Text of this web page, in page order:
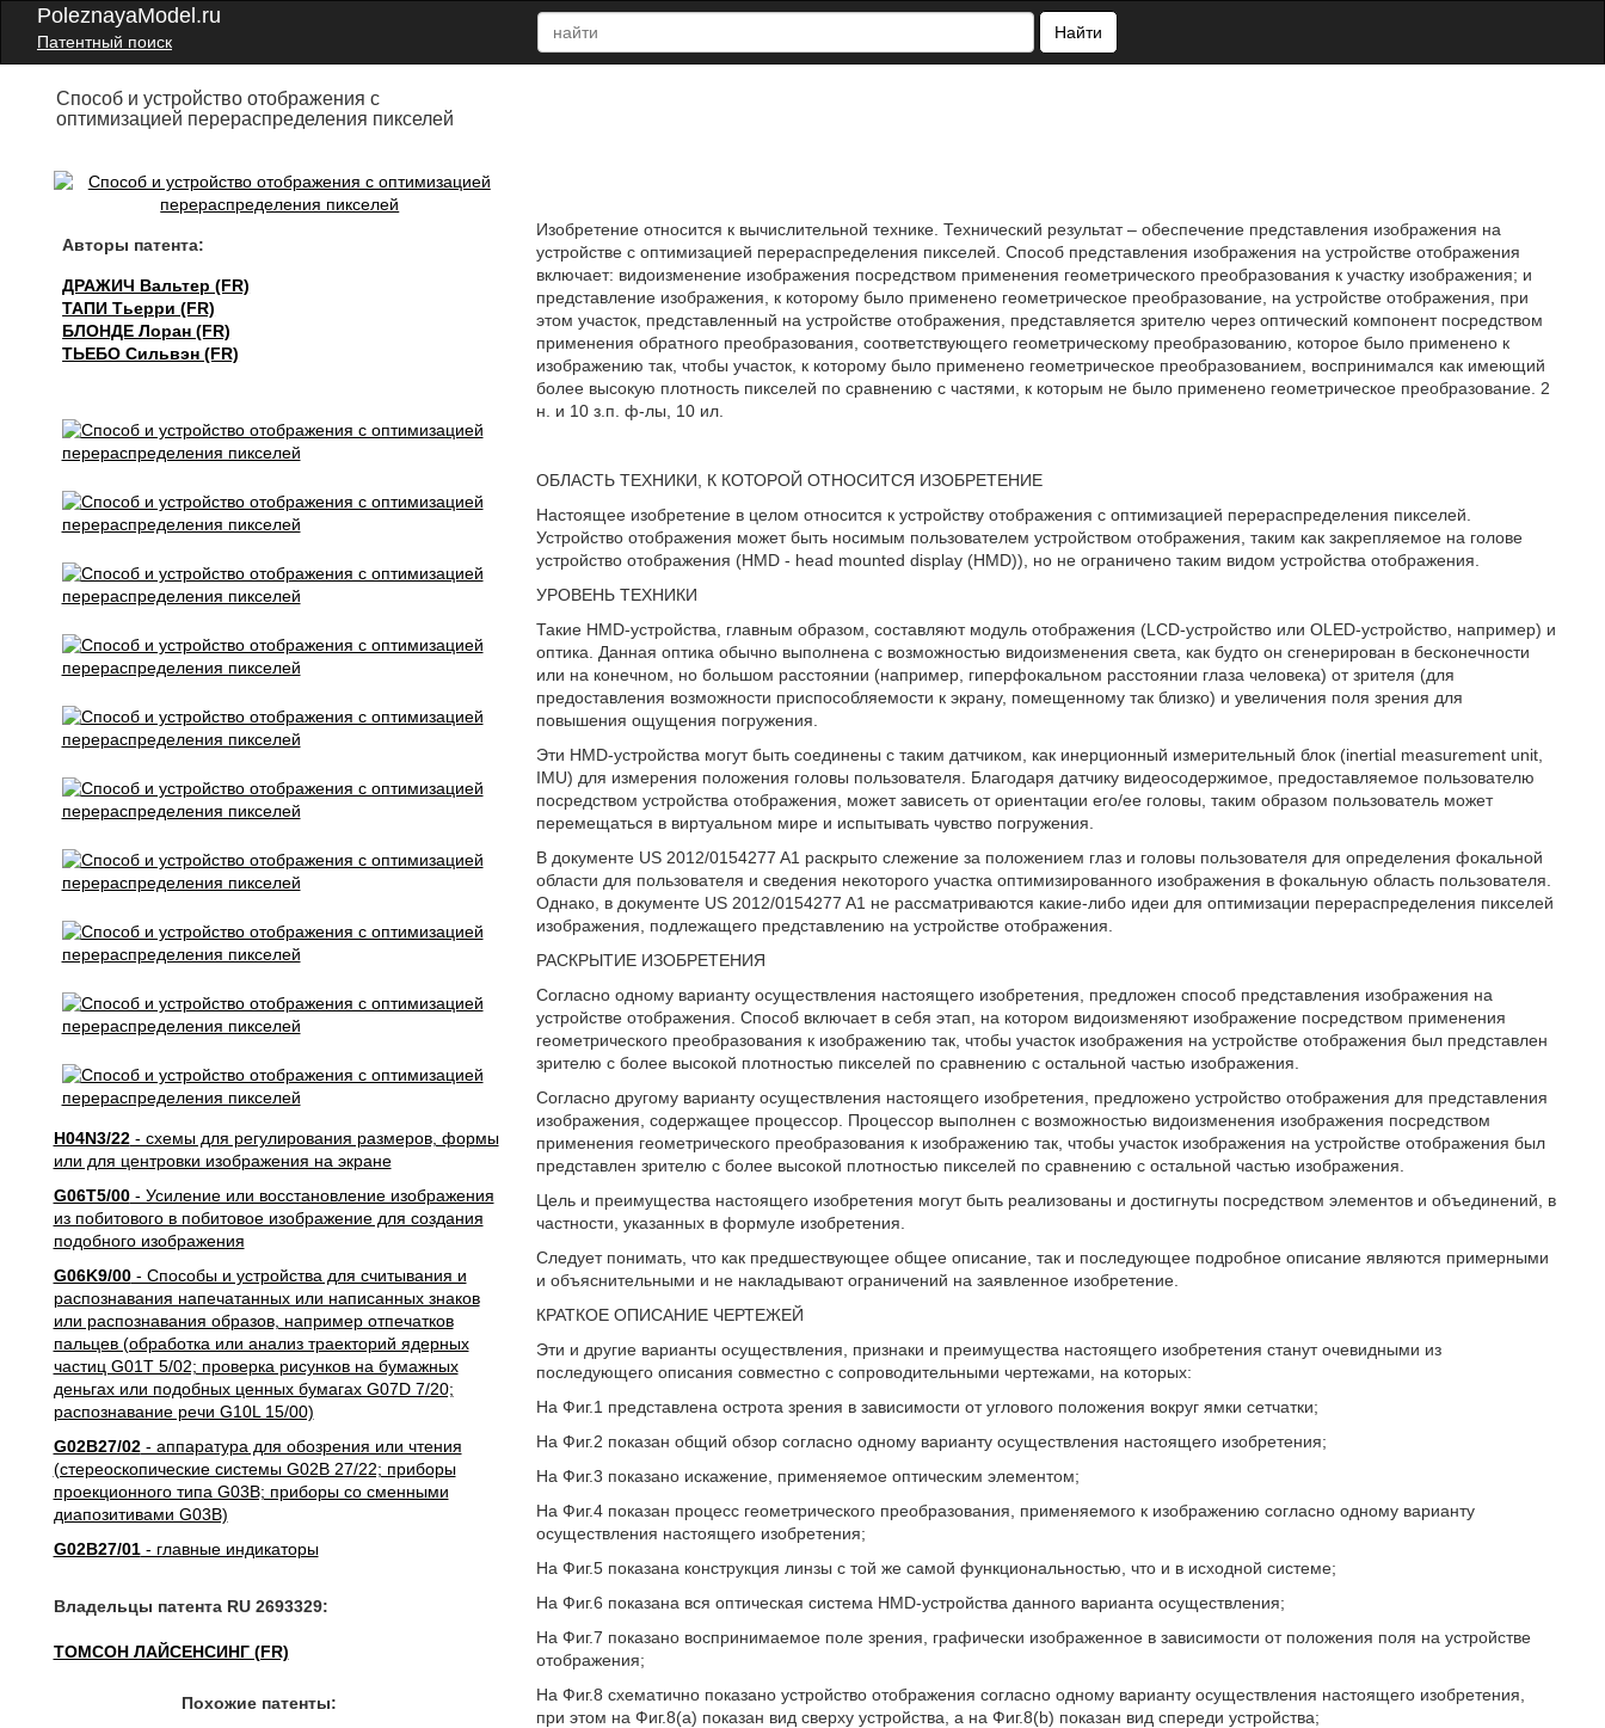
PoleznayaModel.ru
Патентный поиск
Найти
Способ и устройство отображения с
оптимизацией перераспределения пикселей
Авторы патента:
ДРАЖИЧ Вальтер (FR)
ТАПИ Тьерри (FR)
БЛОНДЕ Лоран (FR)
ТЬЕБО Сильвэн (FR)
H04N3/22- схемы для регулирования размеров, формы
или для центровки изображения на экране
G06T5/00- Усиление или восстановление изображения
из побитового в побитовое изображение для создания
подобного изображения
G06K9/00- Способы и устройства для считывания и
распознавания напечатанных или написанных знаков
или распознавания образов, например отпечатков
пальцев (обработка или анализ траекторий ядерных
частиц G01T 5/02; проверка рисунков на бумажных
деньгах или подобных ценных бумагах G07D 7/20;
распознавание речи G10L 15/00)
G02B27/02- аппаратура для обозрения или чтения
(стереоскопические системы G02B 27/22; приборы
проекционного типа G03B; приборы со сменными
диапозитивами G03B)
G02B27/01- главные индикаторы
Владельцы патента RU 2693329:
ТОМСОН ЛАЙСЕНСИНГ (FR)
Изобретение относится к вычислительной технике. Технический результат – обеспечение представления изображения на
устройстве с оптимизацией перераспределения пикселей. Способ представления изображения на устройстве отображения
включает: видоизменение изображения посредством применения геометрического преобразования к участку изображения; и
представление изображения, к которому было применено геометрическое преобразование, на устройстве отображения, при
этом участок, представленный на устройстве отображения, представляется зрителю через оптический компонент посредством
применения обратного преобразования, соответствующего геометрическому преобразованию, которое было применено к
изображению так, чтобы участок, к которому было применено геометрическое преобразованием, воспринимался как имеющий
более высокую плотность пикселей по сравнению с частями, к которым не было применено геометрическое преобразование. 2
н. и 10 з.п. ф-лы, 10 ил.
ОБЛАСТЬ ТЕХНИКИ, К КОТОРОЙ ОТНОСИТСЯ ИЗОБРЕТЕНИЕ
Настоящее изобретение в целом относится к устройству отображения с оптимизацией перераспределения пикселей.
Устройство отображения может быть носимым пользователем устройством отображения, таким как закрепляемое на голове
устройство отображения (HMD - head mounted display (HMD)), но не ограничено таким видом устройства отображения.
УРОВЕНЬ ТЕХНИКИ
Такие HMD-устройства, главным образом, составляют модуль отображения (LCD-устройство или OLED-устройство, например) и
оптика. Данная оптика обычно выполнена с возможностью видоизменения света, как будто он сгенерирован в бесконечности
или на конечном, но большом расстоянии (например, гиперфокальном расстоянии глаза человека) от зрителя (для
предоставления возможности приспособляемости к экрану, помещенному так близко) и увеличения поля зрения для
повышения ощущения погружения.
Эти HMD-устройства могут быть соединены с таким датчиком, как инерционный измерительный блок (inertial measurement unit,
IMU) для измерения положения головы пользователя. Благодаря датчику видеосодержимое, предоставляемое пользователю
посредством устройства отображения, может зависеть от ориентации его/ее головы, таким образом пользователь может
перемещаться в виртуальном мире и испытывать чувство погружения.
В документе US 2012/0154277 A1 раскрыто слежение за положением глаз и головы пользователя для определения фокальной
области для пользователя и сведения некоторого участка оптимизированного изображения в фокальную область пользователя.
Однако, в документе US 2012/0154277 A1 не рассматриваются какие-либо идеи для оптимизации перераспределения пикселей
изображения, подлежащего представлению на устройстве отображения.
РАСКРЫТИЕ ИЗОБРЕТЕНИЯ
Согласно одному варианту осуществления настоящего изобретения, предложен способ представления изображения на
устройстве отображения. Способ включает в себя этап, на котором видоизменяют изображение посредством применения
геометрического преобразования к изображению так, чтобы участок изображения на устройстве отображения был представлен
зрителю с более высокой плотностью пикселей по сравнению с остальной частью изображения.
Согласно другому варианту осуществления настоящего изобретения, предложено устройство отображения для представления
изображения, содержащее процессор. Процессор выполнен с возможностью видоизменения изображения посредством
применения геометрического преобразования к изображению так, чтобы участок изображения на устройстве отображения был
представлен зрителю с более высокой плотностью пикселей по сравнению с остальной частью изображения.
Цель и преимущества настоящего изобретения могут быть реализованы и достигнуты посредством элементов и объединений, в
частности, указанных в формуле изобретения.
Следует понимать, что как предшествующее общее описание, так и последующее подробное описание являются примерными
и объяснительными и не накладывают ограничений на заявленное изобретение.
КРАТКОЕ ОПИСАНИЕ ЧЕРТЕЖЕЙ
Эти и другие варианты осуществления, признаки и преимущества настоящего изобретения станут очевидными из
последующего описания совместно с сопроводительными чертежами, на которых:
На Фиг.1 представлена острота зрения в зависимости от углового положения вокруг ямки сетчатки;
На Фиг.2 показан общий обзор согласно одному варианту осуществления настоящего изобретения;
На Фиг.3 показано искажение, применяемое оптическим элементом;
На Фиг.4 показан процесс геометрического преобразования, применяемого к изображению согласно одному варианту
осуществления настоящего изобретения;
На Фиг.5 показана конструкция линзы с той же самой функциональностью, что и в исходной системе;
На Фиг.6 показана вся оптическая система HMD-устройства данного варианта осуществления;
На Фиг.7 показано воспринимаемое поле зрения, графически изображенное в зависимости от положения поля на устройстве
отображения;
На Фиг.8 схематично показано устройство отображения согласно одному варианту осуществления настоящего изобретения,
при этом на Фиг.8(a) показан вид сверху устройства, а на Фиг.8(b) показан вид спереди устройства;
Похожие патенты: